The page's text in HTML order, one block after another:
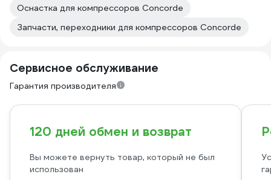
Оснастка для компрессоров Concorde
Запчасти, переходники для компрессоров Concorde
Сервисное обслуживание
Гарантия производителя
120 дней обмен и возврат
Вы можете вернуть товар, который не был
использован